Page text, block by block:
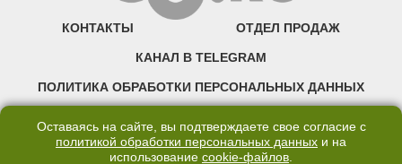
КОНТАКТЫ ОТДЕЛ ПРОДАЖ
КАНАЛ В TELEGRAM
ПОЛИТИКА ОБРАБОТКИ ПЕРСОНАЛЬНЫХ ДАННЫХ
©2007—2025 66.RU. Воспроизведение, сообщение, доведение до всеобщего
Оставаясь на сайте, вы подтверждаете свое согласие с
политикой обработки персональных данных и на
использование cookie-файлов.